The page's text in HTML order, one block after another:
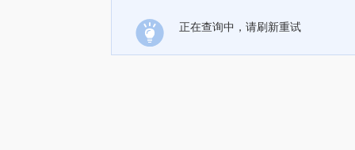
正在查询中，请刷新重试